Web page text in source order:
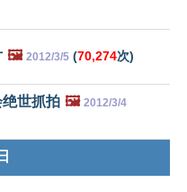
🖼️ 2012/3/5 (70,274次)
世抓拍 🖼️ 2012/3/4